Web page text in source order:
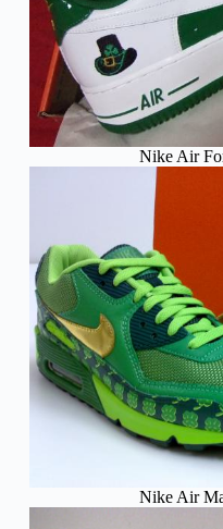
Nike Air
Nike Air